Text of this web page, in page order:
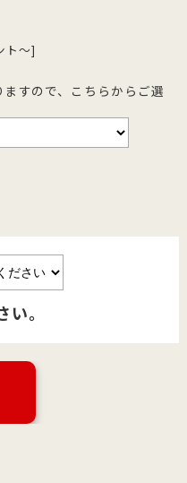
ト～]
すので、こちらからご選
。